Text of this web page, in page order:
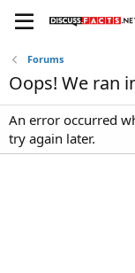
Forums
Oops! We ran
An error occurred
try again later.